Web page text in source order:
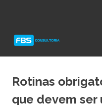
Protheus
Rotinas
que devem ser